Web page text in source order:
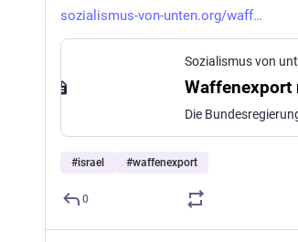
sozialismus-von-unten.org/waff
Sozialismus von
#israel #waffenexport
0